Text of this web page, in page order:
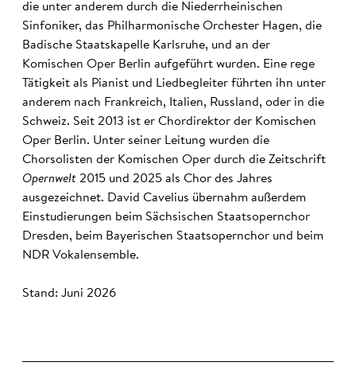
die unter anderem durch die Niederrheinischen
Sinfoniker, das Philharmonische Orchester Hagen, die
Badische Staatskapelle Karlsruhe, und an der
Komischen Oper Berlin aufgeführt wurden. Eine rege
Tätigkeit als Pianist und Liedbegleiter führten ihn unter
anderem nach Frankreich, Italien, Russland, oder in die
Schweiz. Seit 2013 ist er Chordirektor der Komischen
Oper Berlin. Unter seiner Leitung wurden die
Chorsolisten der Komischen Oper durch die Zeitschrift
Opernwelt 2015 und 2025 als Chor des Jahres
ausgezeichnet. David Cavelius übernahm außerdem
Einstudierungen beim Sächsischen Staatsopernchor
Dresden, beim Bayerischen Staatsopernchor und beim
NDR Vokalensemble.
Stand: Juni 2026